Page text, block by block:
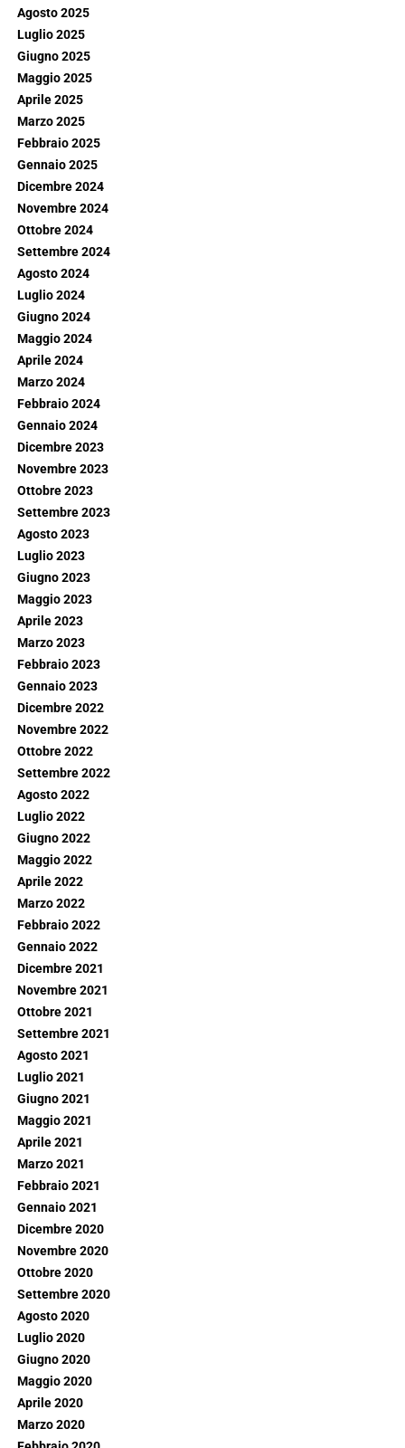
Agosto 2025
Luglio 2025
Giugno 2025
Maggio 2025
Aprile 2025
Marzo 2025
Febbraio 2025
Gennaio 2025
Dicembre 2024
Novembre 2024
Ottobre 2024
Settembre 2024
Agosto 2024
Luglio 2024
Giugno 2024
Maggio 2024
Aprile 2024
Marzo 2024
Febbraio 2024
Gennaio 2024
Dicembre 2023
Novembre 2023
Ottobre 2023
Settembre 2023
Agosto 2023
Luglio 2023
Giugno 2023
Maggio 2023
Aprile 2023
Marzo 2023
Febbraio 2023
Gennaio 2023
Dicembre 2022
Novembre 2022
Ottobre 2022
Settembre 2022
Agosto 2022
Luglio 2022
Giugno 2022
Maggio 2022
Aprile 2022
Marzo 2022
Febbraio 2022
Gennaio 2022
Dicembre 2021
Novembre 2021
Ottobre 2021
Settembre 2021
Agosto 2021
Luglio 2021
Giugno 2021
Maggio 2021
Aprile 2021
Marzo 2021
Febbraio 2021
Gennaio 2021
Dicembre 2020
Novembre 2020
Ottobre 2020
Settembre 2020
Agosto 2020
Luglio 2020
Giugno 2020
Maggio 2020
Aprile 2020
Marzo 2020